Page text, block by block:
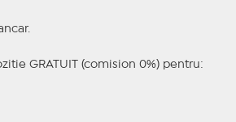
GRATUIT (comision 0%) pentru: